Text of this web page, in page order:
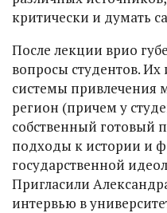
критически и думать
После лекции врио
вопросы студентов. Их
системы привлечения
регион (причем у
собственный готовый
подходы к истории и
государственной
Пригласили
интервью в